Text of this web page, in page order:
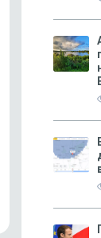
Воронежцам
о повышении